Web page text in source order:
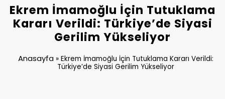
Ekrem İmamoğlu İçin Tutuklama
Kararı Verildi: Türkiye’de Siyasi
Gerilim Yükseliyor
Anasayfa »Ekrem İmamoğlu İçin Tutuklama Kararı Verildi:
Türkiye’de Siyasi Gerilim Yükseliyor